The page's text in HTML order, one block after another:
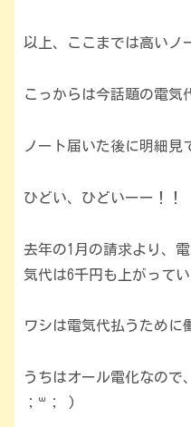
以上、ここまでは高いノ
こっからは今話題の電気
ノート届いた後に明細見
ひどい、ひどいーー！！
去年の1月の請求より、
気代は6千円も上がってい
ワシは電気代払うために
うちはオール電化なので
；꒳； )